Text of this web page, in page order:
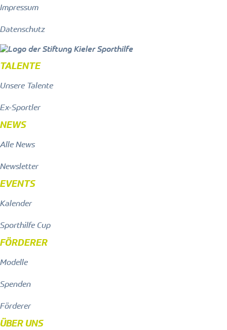
Impressum
Datenschutz
TALENTE
Unsere Talente
Ex-Sportler
NEWS
Alle News
Newsletter
EVENTS
Kalender
Sporthilfe Cup
FÖRDERER
Modelle
Spenden
Förderer
ÜBER UNS